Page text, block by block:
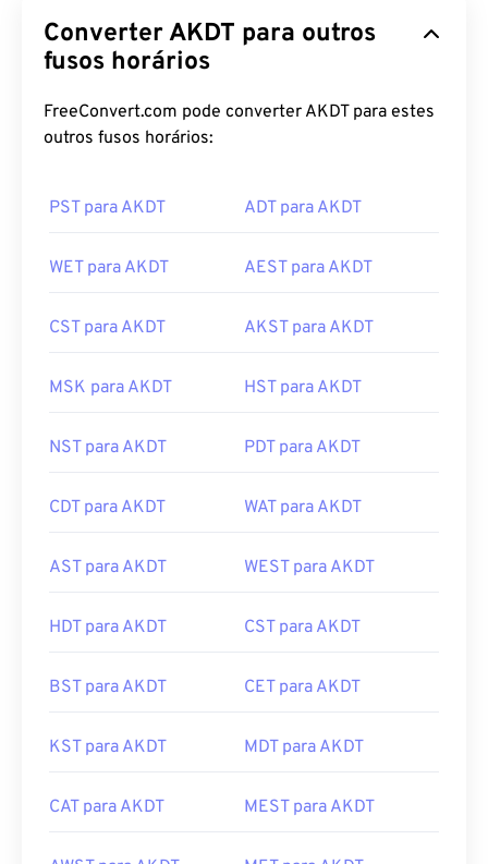
Converter AKDT para outros
fusos horários
FreeConvert.com pode converter AKDT para estes
outros fusos horários:
PST para AKDT ADT para AKDT
WET para AKDT AEST para AKDT
CST para AKDT AKST para AKDT
MSK para AKDT HST para AKDT
NST para AKDT PDT para AKDT
CDT para AKDT WAT para AKDT
AST para AKDT WEST para AKDT
HDT para AKDT CST para AKDT
BST para AKDT CET para AKDT
KST para AKDT MDT para AKDT
CAT para AKDT MEST para AKDT